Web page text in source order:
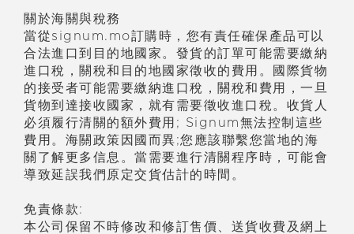
關於海關與稅務
當從signum.mo訂購時，您有責任確保產品可以
合法進口到目的地國家。發貨的訂單可能需要繳納
進口稅，關稅和目的地國家徵收的費用。國際貨物
的接受者可能需要繳納進口稅，關稅和費用，一旦
貨物到達接收國家，就有需要徵收進口稅。收貨人
必須履行清關的額外費用; Signum無法控制這些
費用。海關政策因國而異;您應該聯繫您當地的海
關了解更多信息。當需要進行清關程序時，可能會
導致延誤我們原定交貨估計的時間。
免責條款:
本公司保留不時修改和修訂售價、送貨收費及網上